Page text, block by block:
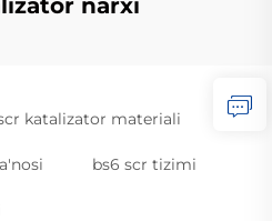
narxi
katalizator materiali
bs6 scr tizimi